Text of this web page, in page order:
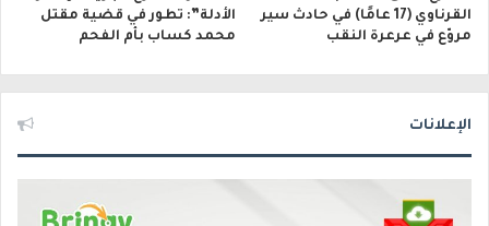
القرناوي (17 عامًا) في حادث سير
مروّع في عرعرة النقب
الأدلة”: تطور في قضية مقتل
محمد كساب بأم الفحم
الإعلانات